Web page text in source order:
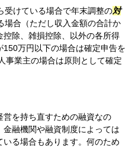
受けている場合で年末調整の対
場合（ただし収入金額の合計か
除、雑損控除、以外の各所得
万円以下の場合は確定申告を
事業主の場合は原則として確定
を持ち直すための融資なの
融機関や融資制度によっては
いる場合もあります。何のため